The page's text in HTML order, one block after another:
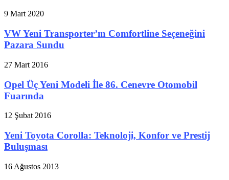
9 Mart 2020
VW Yeni Transporter’ın Comfortline Seçeneğini
Pazara Sundu
27 Mart 2016
Opel Üç Yeni Modeli İle 86. Cenevre Otomobil
Fuarında
12 Şubat 2016
Yeni Toyota Corolla: Teknoloji, Konfor ve Prestij
Buluşması
16 Ağustos 2013